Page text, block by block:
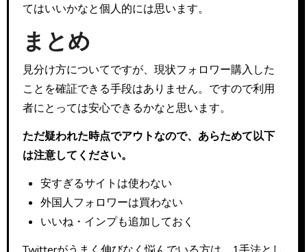
てはいいかなと個人的には思います。
まとめ
見分け方についてですが、現状フォロワー購入した
ことを確証できる手段はありません。ですので利用
者にとっては安心できるかなと思います。
ただ疑われた時点でアウトなので、あらためて以下
は注意してください。
安すぎるサイトは使わない
外国人フォロワーは買わない
いいね・インプも追加しておく